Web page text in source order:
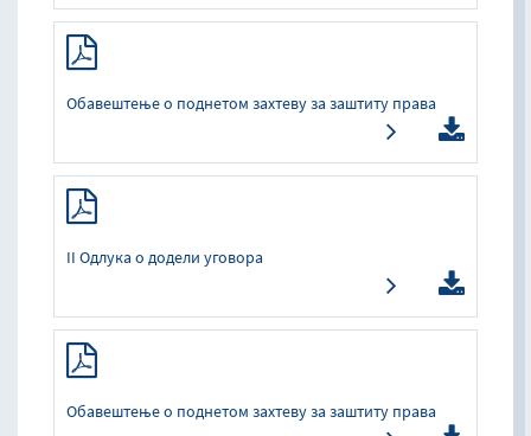
Обавештење о поднетом захтеву за заштиту права
II Одлука о додели уговора
Oбaвeштeњe o пoднeтoм зaхтeву зa зaштиту прaвa